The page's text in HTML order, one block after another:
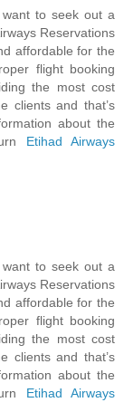
to seek out a
Reservations
affordable for the
flight booking
the most cost
clients and that’s
about the
Etihad Airways
to seek out a
Reservations
affordable for the
flight booking
the most cost
clients and that’s
about the
Etihad Airways